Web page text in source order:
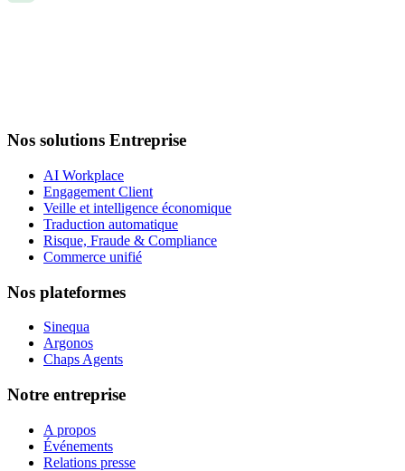
Nos solutions Entreprise
AI Workplace
Engagement Client
Veille et intelligence économique
Traduction automatique
Risque, Fraude & Compliance
Commerce unifié
Nos plateformes
Sinequa
Argonos
Chaps Agents
Notre entreprise
A propos
Événements
Relations presse